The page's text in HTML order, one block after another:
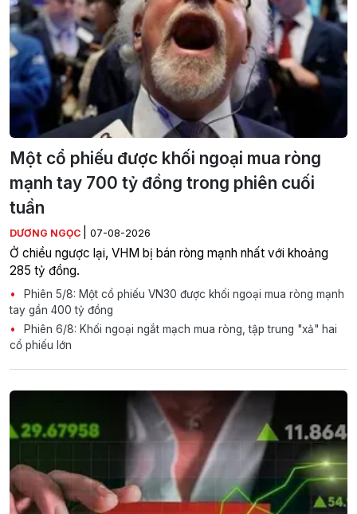
Một cổ phiếu được khối ngoại mua ròng
mạnh tay 700 tỷ đồng trong phiên cuối
tuần
DƯƠNG NGỌC 07-08-2026
Ở chiều ngược lại, VHM bị bán ròng mạnh nhất với khoảng
285 tỷ đồng.
Phiên 5/8: Một cổ phiếu VN30 được khối ngoại mua ròng mạnh
tay gần 400 tỷ đồng
Phiên 6/8: Khối ngoại ngắt mạch mua ròng, tập trung "xả" hai
cổ phiếu lớn